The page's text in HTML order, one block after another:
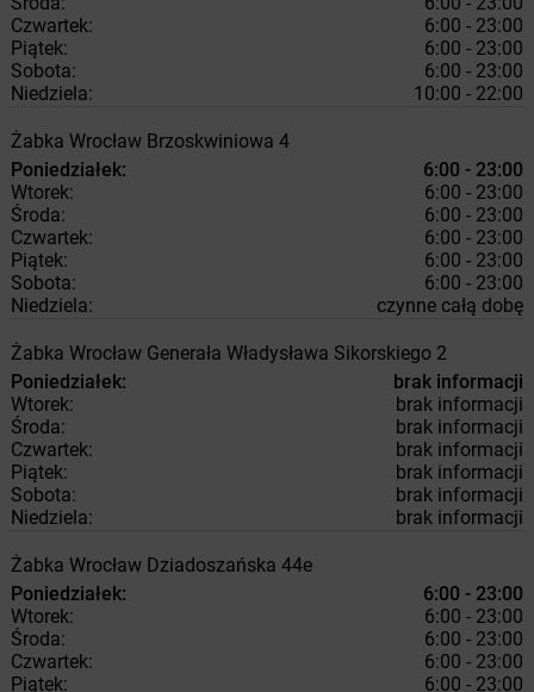
Czwartek:
6:00 - 23:00
Piątek:
6:00 - 23:00
Sobota:
6:00 - 23:00
Niedziela:
10:00 - 22:00
Żabka Wrocław Brzoskwiniowa 4
Poniedziałek:
6:00 - 23:00
Wtorek:
6:00 - 23:00
Środa:
6:00 - 23:00
Czwartek:
6:00 - 23:00
Piątek:
6:00 - 23:00
Sobota:
6:00 - 23:00
Niedziela:
czynne całą dobę
Żabka Wrocław Generała Władysława Sikorskiego 2
Poniedziałek:
brak informacji
Wtorek:
brak informacji
Środa:
brak informacji
Czwartek:
brak informacji
Piątek:
brak informacji
Sobota:
brak informacji
Niedziela:
brak informacji
Żabka Wrocław Dziadoszańska 44e
Poniedziałek:
6:00 - 23:00
Wtorek:
6:00 - 23:00
Środa:
6:00 - 23:00
Czwartek:
6:00 - 23:00
Piątek:
6:00 - 23:00